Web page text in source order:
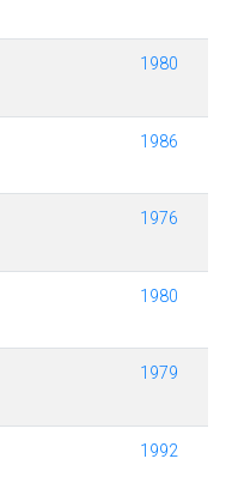
1980
1986
1976
1980
1979
1992